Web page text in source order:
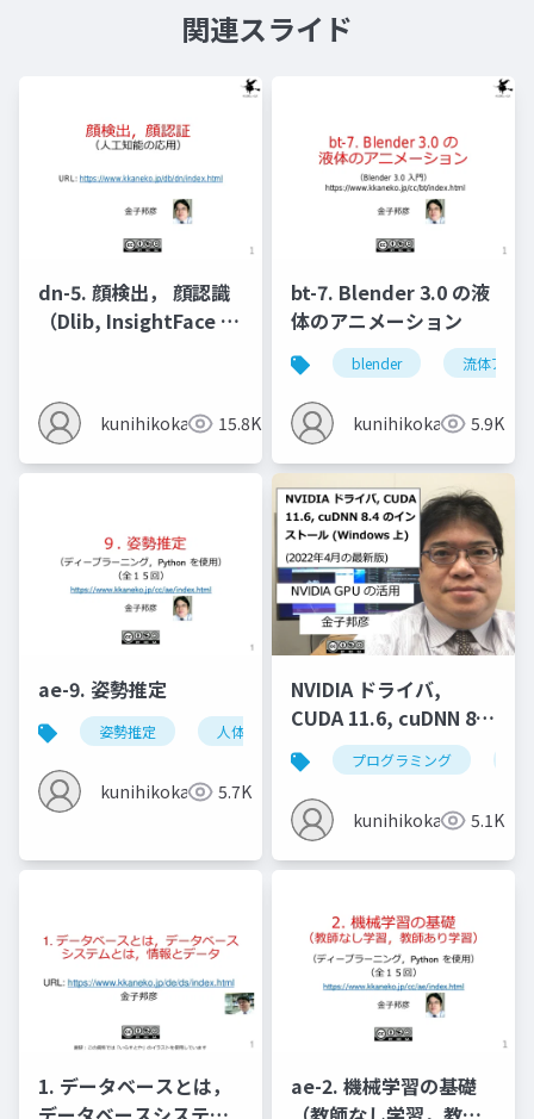
関連スライド
dn-5. 顔検出， 顔認識
（Dlib, InsightFace を
kunihikokaneko15.8K
bt-7. Blender 3.0 の液
体のアニメーション
blender 流体アニ
kunihikokaneko5.9K
ae-9. 姿勢推定
姿勢推定 人体の姿勢推定 頭部の姿勢推定
kunihikokaneko5.7K
NVIDIA ドライバ,
CUDA 11.6, cuDNN 8.4
のインストール
(Windows 上) (2022年
4月の最新版)
プログラミング
kunihikokaneko5.1K
1. データベースとは，
ae-2. 機械学習の基礎